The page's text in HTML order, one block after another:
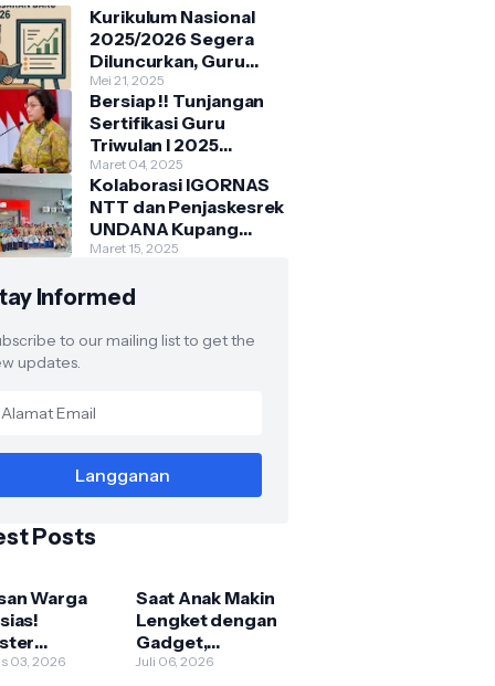
Kurikulum Nasional
2025/2026 Segera
Diluncurkan, Guru
Diminta Siap Hadapi
Perubahan
Mei 21, 2025
Bersiap !! Tunjangan
Sertifikasi Guru
Triwulan I 2025
Dimajukan ke Maret
Maret 04, 2025
Kolaborasi IGORNAS
NTT dan Penjaskesrek
UNDANA Kupang
Gelar Lomba Senam
Maret 15, 2025
Informed
to our mailing list to get the
updates.
Posts
Warga
03, 2026
Saat Anak Makin
Lengket dengan
Gadget,
Mahasiswa UBBG
Juli 06, 2026